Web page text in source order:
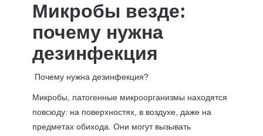
Микробы везде:
почему нужна
дезинфекция
Почему нужна дезинфекция?
Микробы, патогенные микроорганизмы находятся
повсюду: на поверхностях, в воздухе, даже на
предметах обихода. Они могут вызывать